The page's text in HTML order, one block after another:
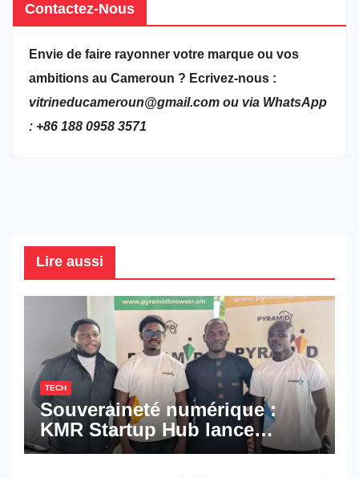
Contactez-Nous
Envie de faire rayonner votre marque ou vos
ambitions au Cameroun ? Ecrivez-nous :
vitrineducameroun@gmail.com ou via WhatsApp
: +86 188 0958 3571
Lire aussi
TECH
Souveraineté numérique :
KMR Startup Hub lance
Pyramid Browser et Pyramid